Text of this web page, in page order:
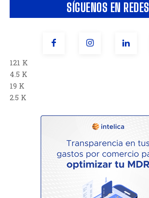
SÍGUENOS EN REDES
121 K
4.5 K
19 K
2.5 K